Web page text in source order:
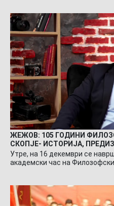
ЖЕЖОВ: 105 ГОДИНИ
СКОПЈЕ- ИСТОРИЈА,
Утре, на 16 декември се
академски час на